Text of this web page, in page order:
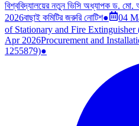
বিশ্ববিদ্যালয়ের নতুন ভিসি অধ্যাপক ড. মো.
2026বাছাই কমিটির জরুরি নোটিশ● 04
of Stationary and Fire
Apr 2026Procurement and
1255879)●